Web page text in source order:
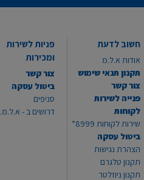
חשוב לדעת
אודות א.ל.מ
תקנון תנאי שימוש
צור קשר
פנייה לשירות
לקוחות
שירות לקוחות 8999*
ביטול עסקה
הצהרת נגישות
תקנון טלגרם
תקנון ניוזלטר
פניות לשירות
ומכירות
צור קשר
ביטול עסקה
סניפים
דרושים ב - א.ל.מ.